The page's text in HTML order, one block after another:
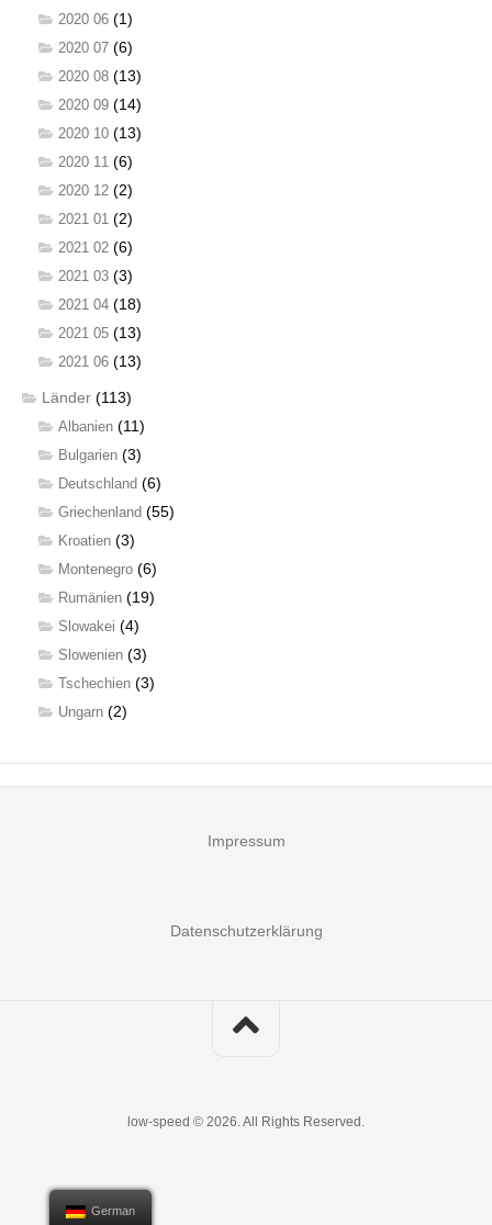
2020 06 (1)
2020 07 (6)
2020 08 (13)
2020 09 (14)
2020 10 (13)
2020 11 (6)
2020 12 (2)
2021 01 (2)
2021 02 (6)
2021 03 (3)
2021 04 (18)
2021 05 (13)
2021 06 (13)
Länder (113)
Albanien (11)
Bulgarien (3)
Deutschland (6)
Griechenland (55)
Kroatien (3)
Montenegro (6)
Rumänien (19)
Slowakei (4)
Slowenien (3)
Tschechien (3)
Ungarn (2)
Impressum
Datenschutzerklärung
low-speed © 2026. All Rights Reserved.
German